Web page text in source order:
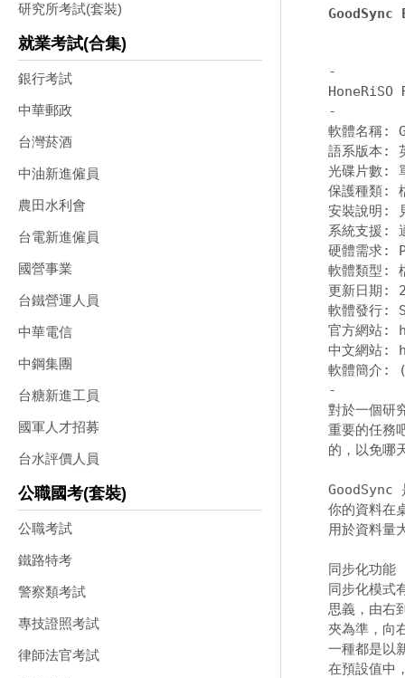
研究所考試(套裝)
就業考試(合集)
銀行考試
中華郵政
台灣菸酒
中油新進僱員
農田水利會
台電新進僱員
國營事業
台鐵營運人員
中華電信
中鋼集團
台糖新進工員
國軍人才招募
台水評價人員
公職國考(套裝)
公職考試
鐵路特考
警察類考試
專技證照考試
律師法官考試
-
-
軟體名稱:
語系版本:
光碟片數:
保護種類:
安裝說明:
系統支援:
硬體需求:
軟體類型:
更新日期:
軟體發行:
官方網站:
中文網站:
-
對於一個研
重要的任務
的，以免
GoodSync
你的資料在
用於資料量
同步化功能
同步化模式
思義，由右
夾為準，向
一種都是以
在預設值中